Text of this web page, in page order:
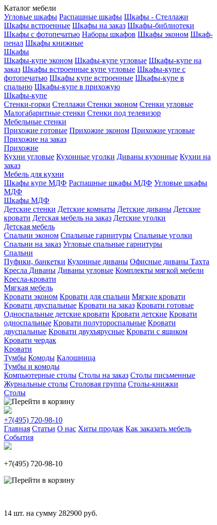
Каталог мебели
Угловые шкафы Распашные шкафы Шкафы - Стеллажи
Шкафы встроенные Шкафы на заказ Шкафы-библиотеки
Шкафы с фотопечатью Наборы шкафов Шкафы эконом Шкаф-
пенал Шкафы книжные
Шкафы
Шкафы-купе эконом Шкафы-купе угловые Шкафы-купе на
заказ Шкафы встроенные купе угловые Шкафы-купе с
фотопечатью Шкафы купе встроенные Шкафы-купе в
спальню Шкафы-купе в прихожую
Шкафы-купе
Стенки-горки Стеллажи Стенки эконом Стенки угловые
Малогабаритные стенки Стенки под телевизор
Мебельные стенки
Прихожие готовые Прихожие эконом Прихожие угловые
Прихожие на заказ
Прихожие
Кухни угловые Кухонные уголки Диваны кухонные Кухни на
заказ
Мебель для кухни
Шкафы купе МДФ Распашные шкафы МДФ Угловые шкафы
МДФ
Шкафы МДФ
Детские стенки Детские комнаты Детские диваны Детские
кровати Детская мебель на заказ Детские уголки
Детская мебель
Спальни эконом Спальные гарнитуры Спальные уголки
Спальни на заказ Угловые спальные гарнитуры
Спальни
Пуфики, банкетки Кухонные диваны Офисные диваны Тахта
Кресла Диваны Диваны угловые Комплекты мягкой мебели
Кресла-кровати
Мягкая мебель
Кровати эконом Кровати для спальни Мягкие кровати
Кровати двуспальные Кровати на заказ Кровати готовые
Односпальные детские кровати Кровати детские Кровати
односпальные Кровати полутороспальные Кровати
двуспальные Кровати двухъярусные Кровати с ящиком
Кровати чердак
Кровати
Тумбы Комоды Калошница
Тумбы и комоды
Компьютерные столы Столы на заказ Столы письменные
Журнальные столы Столовая группа Столы-книжки
Столы
+7(495) 720-98-10
Главная Статьи О нас Хиты продаж Как заказать мебель
События
+7(495) 720-98-10
14 шт. на сумму 282900 руб.